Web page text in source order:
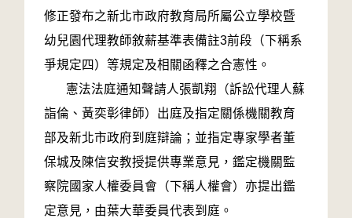
修正發布之新北市政府教育局所屬公立學校暨
幼兒園代理教師敘薪基準表備註3前段（下稱系
爭規定四）等規定及相關函釋之合憲性。
憲法法庭通知聲請人張凱翔（訴訟代理人蘇
詣倫、黃奕彰律師）出庭及指定關係機關教育
部及新北市政府到庭辯論；並指定專家學者董
保城及陳信安教授提供專業意見，鑑定機關監
察院國家人權委員會（下稱人權會）亦提出鑑
定意見，由葉大華委員代表到庭。